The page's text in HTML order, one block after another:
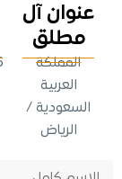
آل
/
رقم